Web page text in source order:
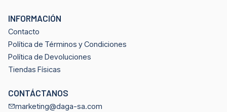
INFORMACIÓN
Contacto
Política de Términos y Condiciones
Política de Devoluciones
Tiendas Físicas
CONTÁCTANOS
marketing@daga-sa.com